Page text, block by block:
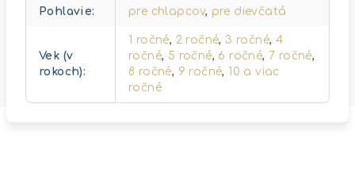
Pohlavie: pre chlapcov, pre dievčatá
Vek (v
rokoch):
1 ročné, 2 ročné, 3 ročné, 4
ročné, 5 ročné, 6 ročné,7 ročné,
8 ročné, 9 ročné,10 a viac
ročné